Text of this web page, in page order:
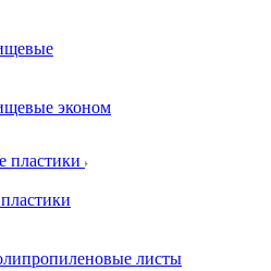
эконом
пластики
листы